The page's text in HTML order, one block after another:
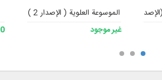
4)
الموسوعة العلوية ( الإصدار 2 )
غير موجود